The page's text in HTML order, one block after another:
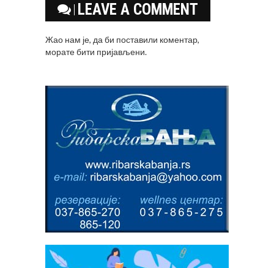
LEAVE A COMMENT
Жао нам је, да би поставили коментар,
моратебити пријављени.